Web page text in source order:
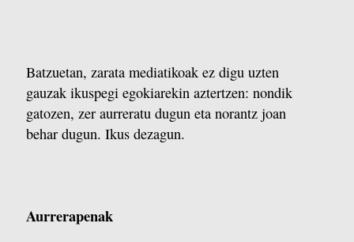
Batzuetan, zarata mediatikoak ez digu uzten
gauzak ikuspegi egokiarekin aztertzen: nondik
gatozen, zer aurreratu dugun eta norantz joan
behar dugun. Ikus dezagun.
Aurrerapenak